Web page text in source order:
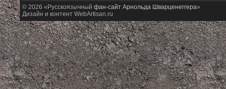
© 2026 «Русскоязычный фан-сайт Арнольда Шварценеггера»
Дизайн и контент WebArtisan.ru